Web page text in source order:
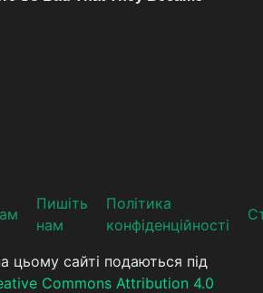
Пишіть
нам
Політика
конфіденційності
цьому сайті подаються під
Commons Attribution 4.0